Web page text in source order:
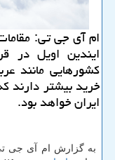
ام آی جی تی:
ایندین اویل در
كشورهایی مانند
خرید بیشتر دارند
ایران خواهد بود.
به گزارش ام آی جی تی